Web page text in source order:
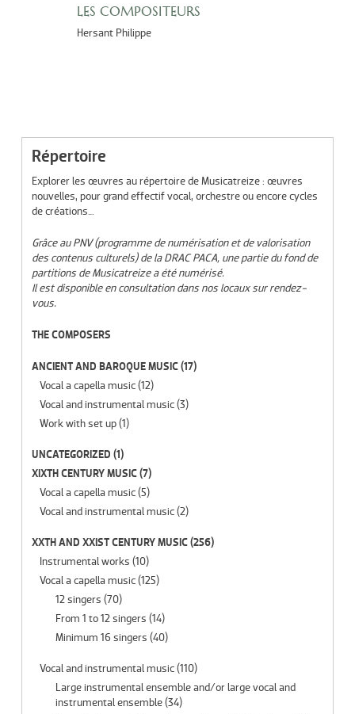
LES COMPOSITEURS
Hersant Philippe
Répertoire
Explorer les œuvres au répertoire de Musicatreize : œuvres
nouvelles, pour grand effectif vocal, orchestre ou encore cycles
de créations…
Grâce au PNV (programme de numérisation et de valorisation
des contenus culturels) de la DRAC PACA, une partie du fond de
partitions de Musicatreize a été numérisé.
Il est disponible en consultation dans nos locaux sur rendez-
vous.
THE COMPOSERS
ANCIENT AND BAROQUE MUSIC(17)
Vocal a capella music(12)
Vocal and instrumental music(3)
Work with set up(1)
UNCATEGORIZED (1)
XIXTH CENTURY MUSIC(7)
Vocal a capella music(5)
Vocal and instrumental music(2)
XXTH AND XXIST CENTURY MUSIC(256)
Instrumental works (10)
Vocal a capella music(125)
12 singers (70)
From 1 to 12 singers (14)
Minimum 16 singers (40)
Vocal and instrumental music(110)
Large instrumental ensemble and/or large vocal and
instrumental ensemble(34)